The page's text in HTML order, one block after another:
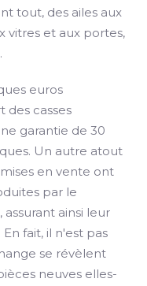
tout, des ailes aux
vitres et aux portes,
euros
des casses
garantie de 30
Un autre atout
en vente ont
par le
ainsi leur
fait, il n'est pas
se révèlent
neuves elles-